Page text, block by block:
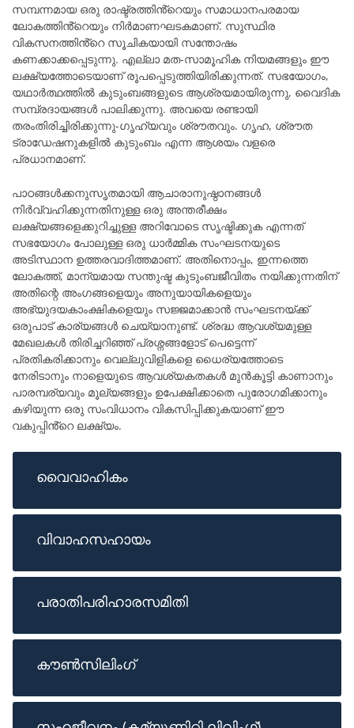
സമ്പന്നമായ ഒരു രാഷ്ട്രത്തിൻ്റെയും സമാധാനപരമായ
ലോകത്തിൻ്റെയും നിർമാണഘടകമാണ്. സുസ്ഥിര
വികസനത്തിൻ്റെ സൂചികയായി സന്തോഷം
കണക്കാക്കപ്പെടുന്നു. എല്ലാ മത-സാമൂഹിക നിയമങ്ങളും ഈ
ലക്ഷ്യത്തോടെയാണ് രൂപപ്പെടുത്തിയിരിക്കുന്നത്. സഭയോഗം,
യഥാർത്ഥത്തിൽ കുടുംബങ്ങളുടെ ആശ്രയമായിരുന്നു, വൈദിക
സമ്പ്രദായങ്ങൾ പാലിക്കുന്നു. അവയെ രണ്ടായി
തരംതിരിച്ചിരിക്കുന്നു-ഗൃഹ്യവും ശ്രൗതവും. ഗൃഹ, ശ്രൗത
ട്രാഡേഷനുകളിൽ കുടുംബം എന്ന ആശയം വളരെ
പ്രധാനമാണ്.
പാഠങ്ങൾക്കനുസൃതമായി ആചാരാനുഷ്ഠാനങ്ങൾ
നിർവ്വഹിക്കുന്നതിനുള്ള ഒരു അന്തരീക്ഷം
ലക്ഷ്യങ്ങളെക്കുറിച്ചുള്ള അറിവോടെ സൃഷ്ടിക്കുക എന്നത്
സഭയോഗം പോലുള്ള ഒരു ധാർമ്മിക സംഘടനയുടെ
അടിസ്ഥാന ഉത്തരവാദിത്തമാണ്. അതിനൊപ്പം, ഇന്നത്തെ
ലോകത്ത്, മാന്യമായ സന്തുഷ്ട കുടുംബജീവിതം നയിക്കുന്നതിന്
അതിന്റെ അംഗങ്ങളെയും അനുയായികളെയും
അഭ്യുദയകാംക്ഷികളെയും സജ്ജമാക്കാൻ സംഘടനയ്ക്ക്
ഒരുപാട് കാര്യങ്ങൾ ചെയ്യാനുണ്ട്. ശ്രദ്ധ ആവശ്യമുള്ള
മേഖലകൾ തിരിച്ചറിഞ്ഞ് പ്രശ്നങ്ങളോട് പെട്ടെന്ന്
പ്രതികരിക്കാനും വെല്ലുവിളികളെ ധൈര്യത്തോടെ
നേരിടാനും നാളെയുടെ ആവശ്യകതകൾ മുൻകൂട്ടി കാണാനും
പാരമ്പര്യവും മൂല്യങ്ങളും ഉപേക്ഷിക്കാതെ പുരോഗമിക്കാനും
കഴിയുന്ന ഒരു സംവിധാനം വികസിപ്പിക്കുകയാണ് ഈ
വകുപ്പിൻ്റെ ലക്ഷ്യം.
വൈവാഹികം
വിവാഹസഹായം
പരാതിപരിഹാരസമിതി
കൗൺസിലിംഗ്